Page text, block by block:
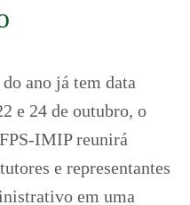
ano já tem data
e 24 de outubro, o
IMIP reunirá
e representantes
em uma